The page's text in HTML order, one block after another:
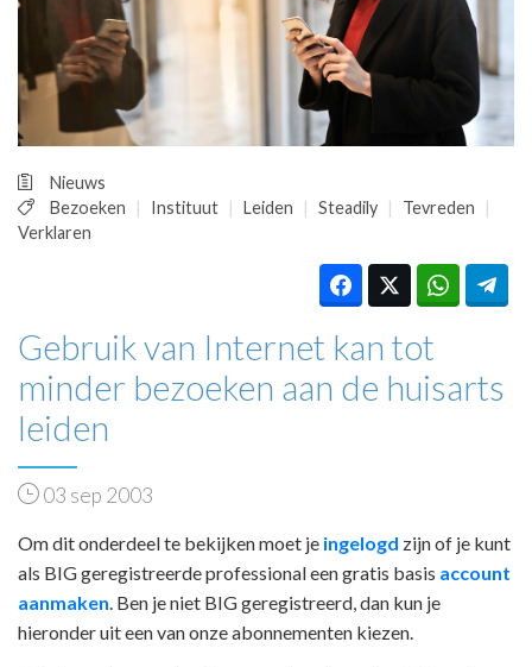
PRAKTIJKZAKEN
TARIEVEN
VPHUISARTSEN
MEDISCHE VAKHANDEL
REGISTRATIE
Nieuws
Bezoeken
Instituut Leiden Steadily
Tevreden
Verklaren
Gebruik van Internet kan tot
minder bezoeken aan de huisarts
leiden
03 sep 2003
Om dit onderdeel te bekijken moet je ingelogd zijn of je kunt
als BIG geregistreerde professional een gratis basis account
aanmaken . Ben je niet BIG geregistreerd, dan kun je
hieronder uit een van onze abonnementen kiezen.